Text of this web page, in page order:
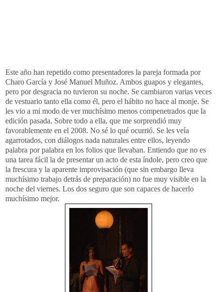
Este año han repetido como presentadores la pareja formada por
Charo García y José Manuel Muñoz. Ambos guapos y elegantes,
pero por desgracia no tuvieron su noche. Se cambiaron varias veces
de vestuario tanto ella como él, pero el hábito no hace al monje. Se
les vio a mi modo de ver muchísimo menos compenetrados que la
edición pasada. Sobre todo a ella, que me sorprendió muy
favorablemente en el 2008. No sé lo qué ocurrió. Se les veía
agarrotados, con diálogos nada naturales entre ellos, leyendo
palabra por palabra en los folios que llevaban. Entiendo que no es
una tarea fácil la de presentar un acto de esta índole, pero creo que
la frescura y la aparente improvisación (que sin embargo lleva
muchísimo trabajo detrás de preparación) no fue muy visible en la
noche del viernes. Los dos seguro que son capaces de hacerlo
muchísimo mejor.